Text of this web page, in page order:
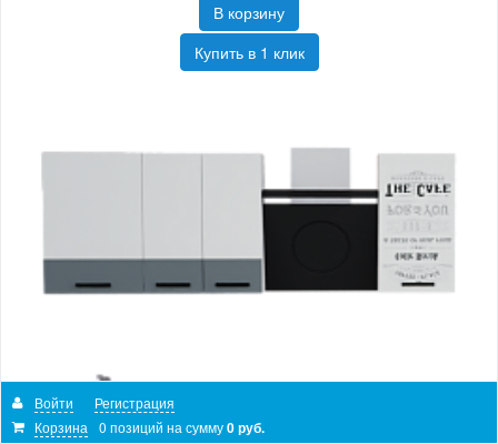
В корзину
Купить в 1 клик
Войти
Регистрация
Корзина
0 позиций на сумму0 руб.